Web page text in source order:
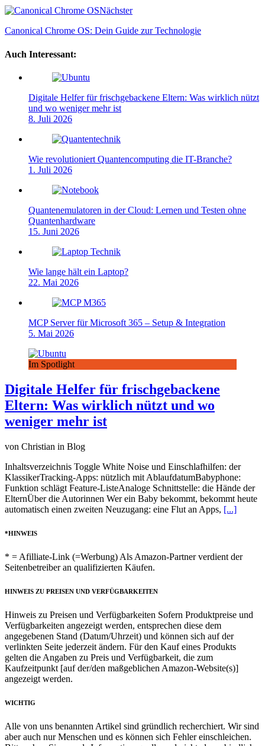
Nächster
Canonical Chrome OS: Dein Guide zur Technologie
Auch Interessant:
Digitale Helfer für frischgebackene Eltern: Was wirklich nützt
und wo weniger mehr ist
8. Juli 2026
Wie revolutioniert Quantencomputing die IT-Branche?
1. Juli 2026
Quantenemulatoren in der Cloud: Lernen und Testen ohne
Quantenhardware
15. Juni 2026
Wie lange hält ein Laptop?
22. Mai 2026
MCP Server für Microsoft 365 – Setup & Integration
5. Mai 2026
Im Spotlight
Digitale Helfer für frischgebackene
Eltern: Was wirklich nützt und wo
weniger mehr ist
von Christian in Blog
Inhaltsverzeichnis Toggle White Noise und Einschlafhilfen: der
KlassikerTracking-Apps: nützlich mit AblaufdatumBabyphone:
Funktion schlägt Feature-ListeAnaloge Schnittstelle: die Hände der
ElternÜber die Autorinnen Wer ein Baby bekommt, bekommt heute
automatisch einen zweiten Neuzugang: eine Flut an Apps, [...]
*HINWEIS
* = Afilliate-Link (=Werbung) Als Amazon-Partner verdient der
Seitenbetreiber an qualifizierten Käufen.
HINWEIS ZU PREISEN UND VERFÜGBARKEITEN
Hinweis zu Preisen und Verfügbarkeiten Sofern Produktpreise und
Verfügbarkeiten angezeigt werden, entsprechen diese dem
angegebenen Stand (Datum/Uhrzeit) und können sich auf der
verlinkten Seite jederzeit ändern. Für den Kauf eines Produkts
gelten die Angaben zu Preis und Verfügbarkeit, die zum
Kaufzeitpunkt [auf der/den maßgeblichen Amazon-Website(s)]
angezeigt werden.
WICHTIG
Alle von uns benannten Artikel sind gründlich recherchiert. Wir sind
aber auch nur Menschen und es können sich Fehler einschleichen.